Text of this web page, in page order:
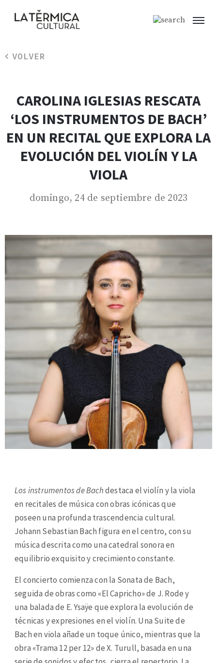
VOLVER
CAROLINA IGLESIAS RESCATA
‘LOS INSTRUMENTOS DE BACH’
EN UN RECITAL QUE EXPLORA LA
EVOLUCIÓN DEL VIOLÍN Y LA
VIOLA
domingo, 24 de septiembre de 2023
Los instrumentos de Bachdestaca el violín y la viola
en recitales de música con obras icónicas que
poseen una profunda trascendencia cultural.
Johann Sebastian Bach figura en el centro, con su
música descrita como una catedral sonora en
equilibrio exquisito y crecimiento constante.
El concierto comienza con la Sonata de Bach,
seguida de obras como «El Capricho» de J. Rode y
una balada de E. Ysaÿe que explora la evolución de
técnicas y expresiones en el violín. Una Suite de
Bach en viola añade un toque único, mientras que la
obra «Trama 12 per 12» de X. Turull, basada en una